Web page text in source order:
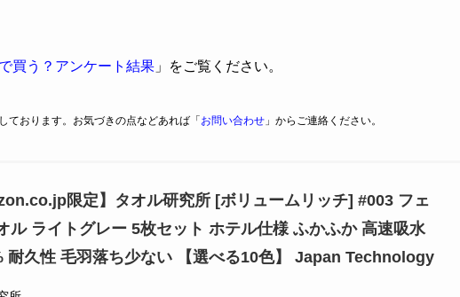
買う？アンケート結果 」をご覧ください。
ております。お気づきの点などあれば「 お問い合わせ 」からご連絡ください。
限定】タオル研究所 [ボリュームリッチ] #003 フェ
ル ライトグレー 5枚セット ホテル仕様 ふかふか 高速吸水
耐久性 毛羽落ち少ない 【選べる10色】 Japan Technology